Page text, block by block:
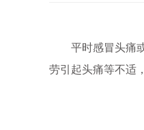
平时感冒头痛或
劳引起头痛等不适